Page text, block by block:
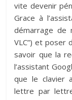
vite devenir
Grace à
démarrage de
VLC”) et poser
savoir que la
l’assistant
que le clavier
lettre par